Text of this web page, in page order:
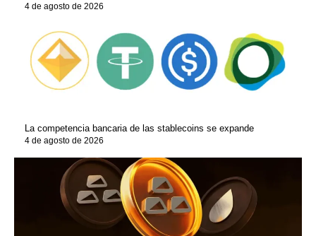
4 de agosto de 2026
La competencia bancaria de las stablecoins se expande
4 de agosto de 2026